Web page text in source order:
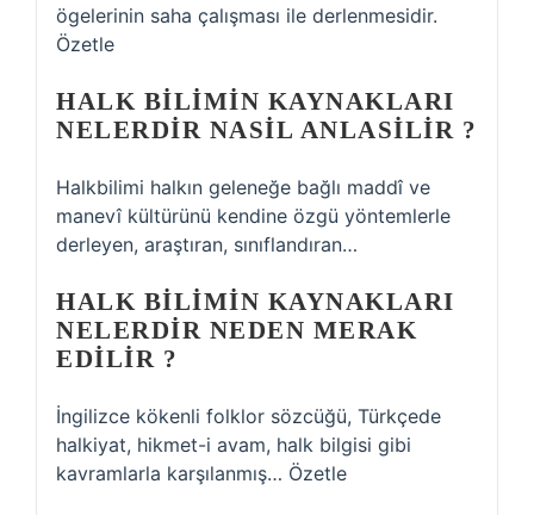
ögelerinin saha çalışması ile derlenmesidir.
Özetle
HALK BILIMIN KAYNAKLARI
NELERDIR NASIL ANLASILIR ?
Halkbilimi halkın geleneğe bağlı maddî ve
manevî kültürünü kendine özgü yöntemlerle
derleyen, araştıran, sınıflandıran…
HALK BILIMIN KAYNAKLARI
NELERDIR NEDEN MERAK
EDILIR ?
İngilizce kökenli folklor sözcüğü, Türkçede
halkiyat, hikmet-i avam, halk bilgisi gibi
kavramlarla karşılanmış… Özetle